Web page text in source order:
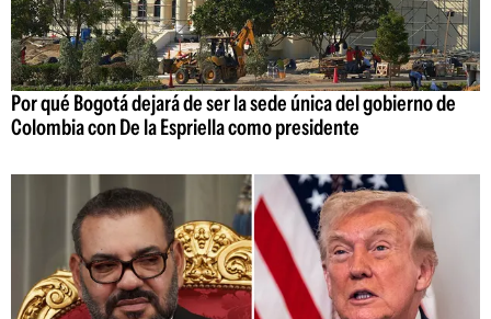
Por qué Bogotá dejará de ser la sede única del gobierno de
Colombia con De la Espriella como presidente